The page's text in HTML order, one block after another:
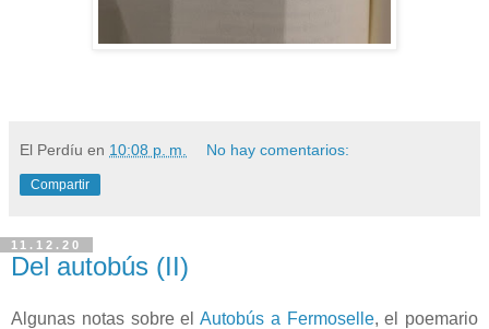
El Perdíu en 10:08 p. m. No hay comentarios:
Compartir
11.12.20
Del autobús (II)
Algunas notas sobre el Autobús a Fermoselle, el poemario